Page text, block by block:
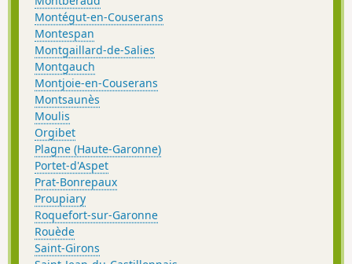
Montégut-en-Couserans
Montespan
Montgaillard-de-Salies
Montgauch
Montjoie-en-Couserans
Montsaunès
Moulis
Orgibet
Plagne (Haute-Garonne)
Portet-d'Aspet
Prat-Bonrepaux
Proupiary
Roquefort-sur-Garonne
Rouède
Saint-Girons